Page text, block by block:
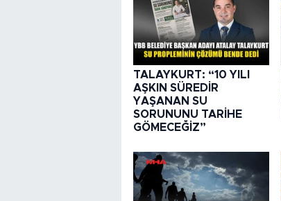
TALAYKURT: “10 YILI
AŞKIN SÜREDİR
YAŞANAN SU
SORUNUNU TARİHE
GÖMECEĞİZ”